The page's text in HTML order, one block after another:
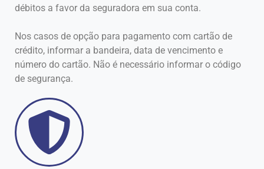
débitos a favor da seguradora em sua conta.
Nos casos de opção para pagamento com cartão de
crédito, informar a bandeira, data de vencimento e
número do cartão. Não é necessário informar o código
de segurança.